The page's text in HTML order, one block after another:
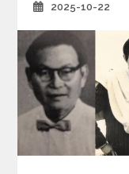
2025-10-22